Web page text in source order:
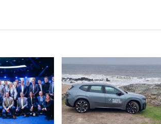
VER NOTA